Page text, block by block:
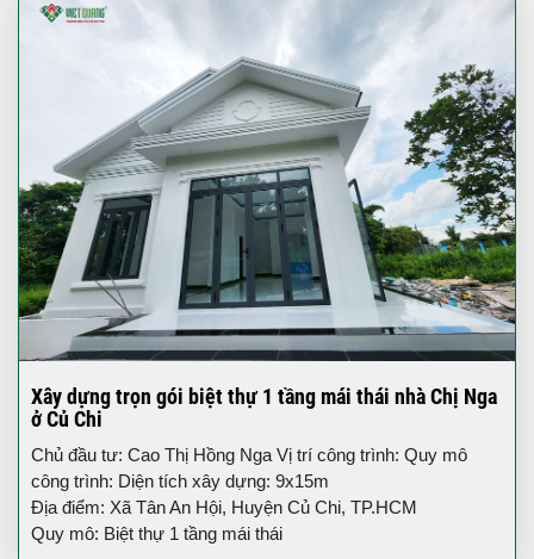
Xây dựng trọn gói biệt thự 1 tầng mái thái nhà Chị Nga
ở Củ Chi
Chủ đầu tư: Cao Thị Hồng Nga Vị trí công trình: Quy mô
công trình: Diện tích xây dựng: 9x15m
Địa điểm: Xã Tân An Hội, Huyện Củ Chi, TP.HCM
Quy mô: Biệt thự 1 tầng mái thái